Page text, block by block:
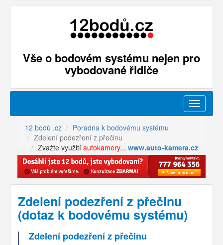
Vše o bodovém systému nejen pro
vybodované řidiče
Menu
12 bodů .cz
Poradna k bodovému systému
Zdelení podezření z přečinu
Zvažte využití autokamery... www.auto-kamera.cz
Zdelení podezření z přečinu
(dotaz k bodovému systému)
Zdelení podezření z přečinu